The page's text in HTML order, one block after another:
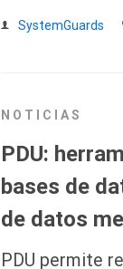
SystemGuards
NOTICIAS
PDU:
bases de
de datos
PDU permite